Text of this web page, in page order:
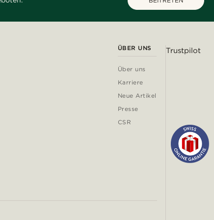
ÜBER UNS
Über uns
Karriere
Neue Artikel
Presse
CSR
Trustpilot